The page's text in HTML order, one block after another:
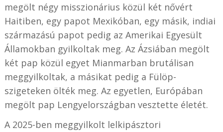
megölt négy misszionárius közül két nővért
Haitiben, egy papot Mexikóban, egy másik, indiai
származású papot pedig az Amerikai Egyesült
Államokban gyilkoltak meg. Az Ázsiában megölt
két pap közül egyet Mianmarban brutálisan
meggyilkoltak, a másikat pedig a Fülöp-
szigeteken ölték meg. Az egyetlen, Európában
megölt pap Lengyelországban vesztette életét.
A 2025-ben meggyilkolt lelkipásztori